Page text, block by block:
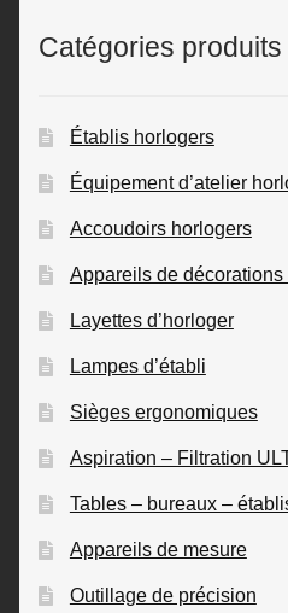
Catégories produits
Établis horlogers
Équipement d’atelier
Accoudoirs horlogers
Appareils de
Layettes d’horloger
Lampes d’établi
Sièges ergonomiques
Aspiration – Filtration
Tables – bureaux –
Appareils de mesure
Outillage de précision